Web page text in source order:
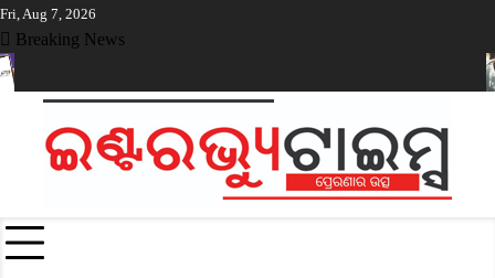
Skip
to
content
Fri, Aug 7, 2026
Breaking News